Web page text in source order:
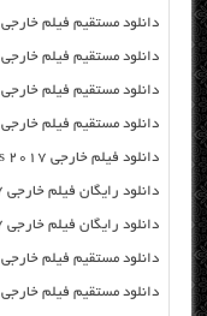
دانلود مستقیم فیلم خارجی Zeroville 2017 از سرور سایت
دانلود مستقیم فیلم خارجی The Mummy 2017 از سرور سایت
دانلود مستقیم فیلم خارجی The Fate of the Furious 2017 از سرور سایت
دانلود مستقیم فیلم خارجی Running Wild 2017 از سرور سایت
دانلود فیلم خارجی Rings 2017 از سرور سایت
دانلود رایگان فیلم خارجی Dunkirk 2017 با لینک مستقیم
دانلود رایگان فیلم خارجی Eloise 2017 با لینک مستقیم
دانلود مستقیم فیلم خارجی Essex Heist 2017 از سرور سایت
دانلود مستقیم فیلم خارجی Get the Girl 2017 از سرور سایت